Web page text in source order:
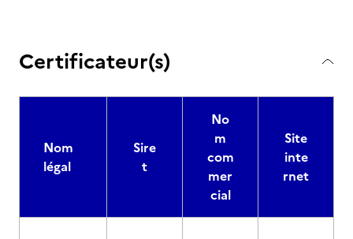
Certificateur(s)
Nom
légal
Sire
t
No
m
com
mer
cial
Site
inte
rnet